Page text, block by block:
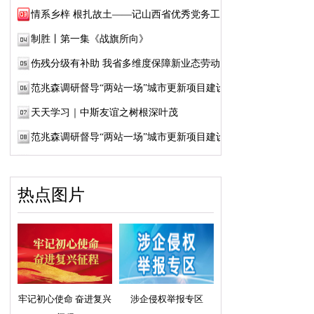
情系乡梓 根扎故土——记山西省优秀党务工作...
制胜丨第一集《战旗所向》
伤残分级有补助 我省多维度保障新业态劳动者...
范兆森调研督导“两站一场”城市更新项目建设
天天学习｜中斯友谊之树根深叶茂
范兆森调研督导“两站一场”城市更新项目建设
热点图片
牢记初心使命 奋进复兴
涉企侵权举报专区